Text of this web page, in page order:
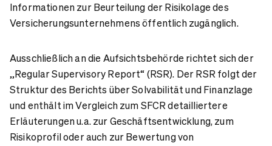
Informationen zur Beurteilung der Risikolage des
Versicherungsunternehmens öffentlich zugänglich.
Ausschließlich an die Aufsichtsbehörde richtet sich der
„Regular Supervisory Report“ (RSR). Der RSR folgt der
Struktur des Berichts über Solvabilität und Finanzlage
und enthält im Vergleich zum SFCR detailliertere
Erläuterungen u.a. zur Geschäftsentwicklung, zum
Risikoprofil oder auch zur Bewertung von